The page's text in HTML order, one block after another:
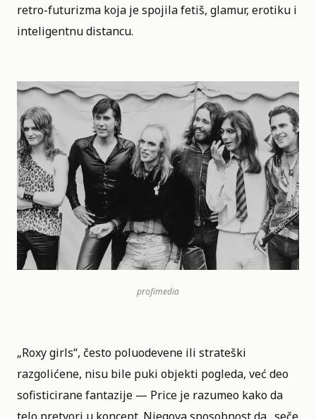
retro-futurizma koja je spojila fetiš, glamur, erotiku i
inteligentnu distancu.
profimedia
„Roxy girls“, često poluodevene ili strateški
razgolićene, nisu bile puki objekti pogleda, već deo
sofisticirane fantazije — Price je razumeo kako da